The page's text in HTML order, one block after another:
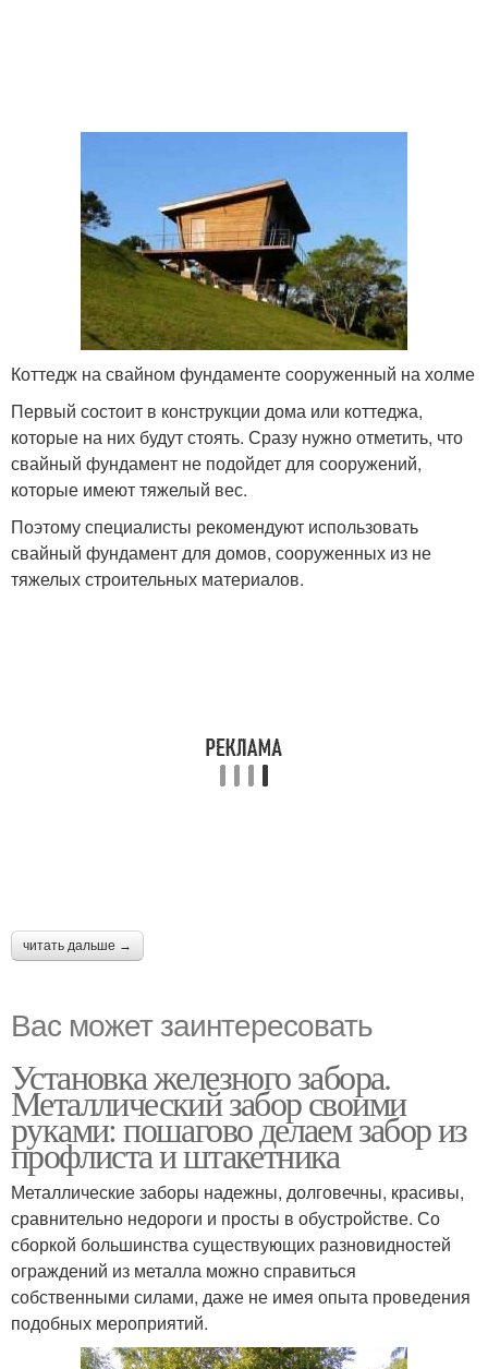
Коттедж на свайном фундаменте сооруженный на холме
Первый состоит в конструкции дома или коттеджа,
которые на них будут стоять. Сразу нужно отметить, что
свайный фундамент не подойдет для сооружений,
которые имеют тяжелый вес.
Поэтому специалисты рекомендуют использовать
свайный фундамент для домов, сооруженных из не
тяжелых строительных материалов.
читать дальше →
Вас может заинтересовать
Установка железного забора.
Металлический забор своими
руками: пошагово делаем забор из
профлиста и штакетника
Металлические заборы надежны, долговечны, красивы,
сравнительно недороги и просты в обустройстве. Со
сборкой большинства существующих разновидностей
ограждений из металла можно справиться
собственными силами, даже не имея опыта проведения
подобных мероприятий.